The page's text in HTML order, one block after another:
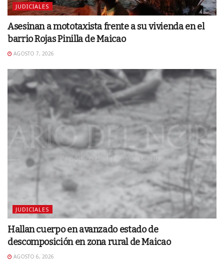
JUDICIALES
Asesinan a mototaxista frente a su vivienda en el
barrio Rojas Pinilla de Maicao
AGOSTO 7, 2026
JUDICIALES
Hallan cuerpo en avanzado estado de
descomposición en zona rural de Maicao
AGOSTO 6, 2026